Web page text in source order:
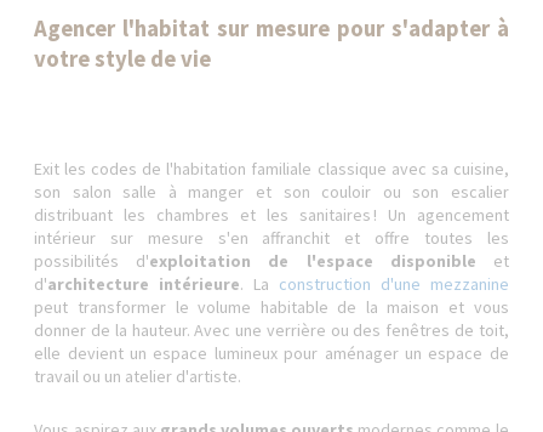
Agencer l'habitat sur mesure pour s'adapter à
votre style de vie
Exit les codes de l'habitation familiale classique avec sa cuisine,
son salon salle à manger et son couloir ou son escalier
distribuant les chambres et les sanitaires ! Un agencement
intérieur sur mesure s'en affranchit et offre toutes les
possibilités d'exploitation de l'espace disponible et
d'architecture intérieure. La construction d'une mezzanine
peut transformer le volume habitable de la maison et vous
donner de la hauteur. Avec une verrière ou des fenêtres de toit,
elle devient un espace lumineux pour aménager un espace de
travail ou un atelier d'artiste.